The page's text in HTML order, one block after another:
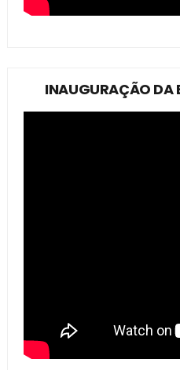
INAUGURAÇÃO DA